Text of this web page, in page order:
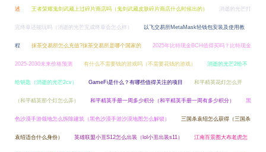
述 王者荣耀鬼剑武藏上过碎片商店吗（鬼剑武藏皮肤碎片商店什么时候出的） 消逝的光芒打
完终章还能玩吗（消逝的光芒完成终章会怎么样） 以飞交易所MetaMask轻钱包安装及使用教
程 抹茶交易所怎么充值?抹茶交易所是哪个国家的 2025年比特现金BCH值得买吗？比特现金
2025-2030未来价格预测 有什么不需要钱的游戏吗（不需要花钱的游戏） 消逝的光芒2给不
给钥匙（消逝的光芒2cv） GameFi是什么？有哪些值得关注的项目 和平精英花灯怎么开
（和平精英那个灯怎么弄） 和平精英手册一周多少积分（和平精英手册一周有多少积分） 黑
色沙漠手游领地怎么拆除建筑（黑色沙漠手游沙漠地图怎么解锁） 三国杀袁绍怎么获得（三国杀
袁绍适合什么身份） 英雄联盟小丑S12怎么出装（lol小丑出装s11） 江南百景图大布老虎怎